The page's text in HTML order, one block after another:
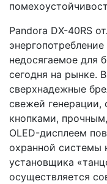
Pandora DX-40RS
недосягаемое для
сегодня на рынке.
сверхнадежные
свежей
кнопками,
OLED-дисплеем
охранной системы
установщика
осуществляется